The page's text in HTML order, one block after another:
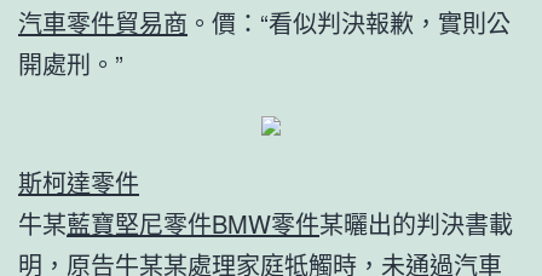
汽車零件貿易商 。價：“看似判決報歉，實則公
開處刑。”
斯柯達零件
牛某藍寶堅尼零件BMW零件某曬出的判決書載
明，原告牛某某處理家庭牴觸時，未通過汽車